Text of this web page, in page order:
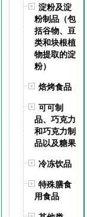
淀粉及淀
粉制品（包
括谷物、豆
类和块根植
物提取的淀
粉）
焙烤食品
可可制
品、巧克力
和巧克力制
品以及糖果
冷冻饮品
特殊膳食
用食品